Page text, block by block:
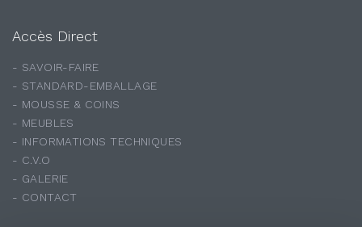
Accès Direct
- SAVOIR-FAIRE
- STANDARD-EMBALLAGE
- MOUSSE & COINS
- MEUBLES
- INFORMATIONS TECHNIQUES
- C.V.O
- GALERIE
- CONTACT